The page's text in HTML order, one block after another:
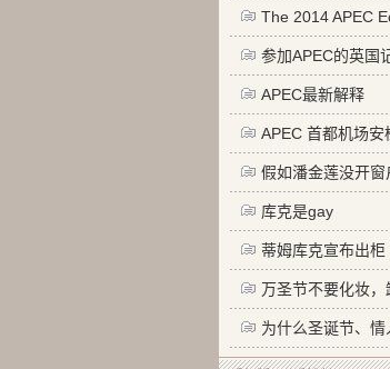
The 2014 APEC
参加APEC的英国
APEC最新解释
APEC 首都机场安
假如潘金莲没开窗
库克是gay
蒂姆库克宣布出柜
万圣节不要化妆，
为什么圣诞节、情